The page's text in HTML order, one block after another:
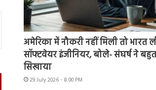
अमेरिका में नौकरी नहीं मिली तो भारत
सॉफ्टवेयर इंजीनियर, बोले- संघर्ष ने
सिखाया
29 July 2026 - 8:00 PM